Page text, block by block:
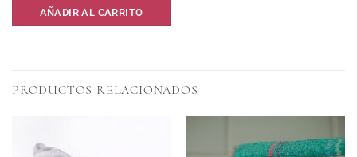
AÑADIR AL CARRITO
PRODUCTOS RELACIONADOS